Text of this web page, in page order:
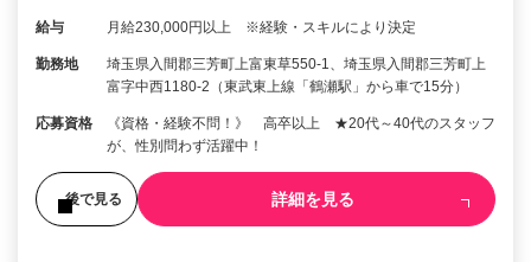
給与 月給230,000円以上 ※経験・スキルにより決定
勤務地
埼玉県入間郡三芳町上富東草550-1、埼玉県入間郡三芳町上
富字中西1180-2（東武東上線「鶴瀬駅」から車で15分）
応募資格
《資格・経験不問！》 高卒以上 ★20代～40代のスタッフ
が、性別問わず活躍中！
後で見る 詳細を見る